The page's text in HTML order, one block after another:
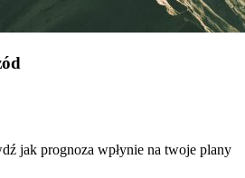
jak prognoza wpłynie na twoje plany